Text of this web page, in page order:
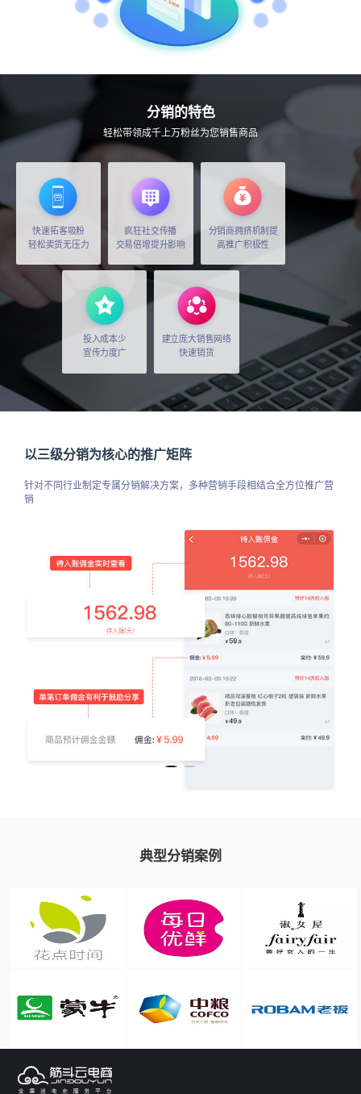
分销的特色
轻松带领成千上万粉丝为您销售商品
快速拓客吸粉
轻松卖货无压力
疯狂社交传播
交易倍增提升影响
分销商拥挤机制提
高推广积极性
投入成本少
宣传力度广
建立庞大销售网络
快速销货
以三级分销为核心的推广矩阵
针对不同行业制定专属分销解决方案，多种营销手段相结合全方位推广营
销
典型分销案例